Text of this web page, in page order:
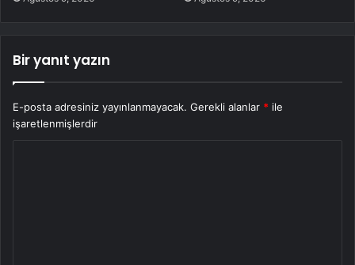
Bir yanıt yazın
E-posta adresiniz yayınlanmayacak. Gerekli alanlar * ile
işaretlenmişlerdir